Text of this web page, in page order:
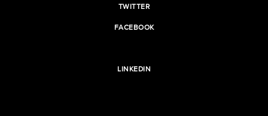
TWITTER
FACEBOOK
LINKEDIN